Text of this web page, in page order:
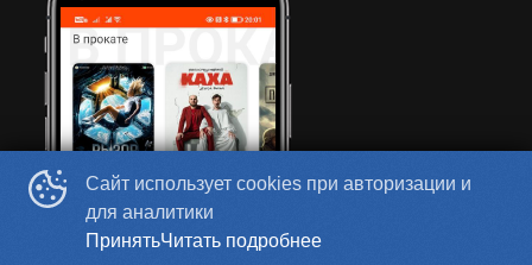
Сайт использует cookies при авторизации и
для аналитики
ПринятьЧитать подробнее